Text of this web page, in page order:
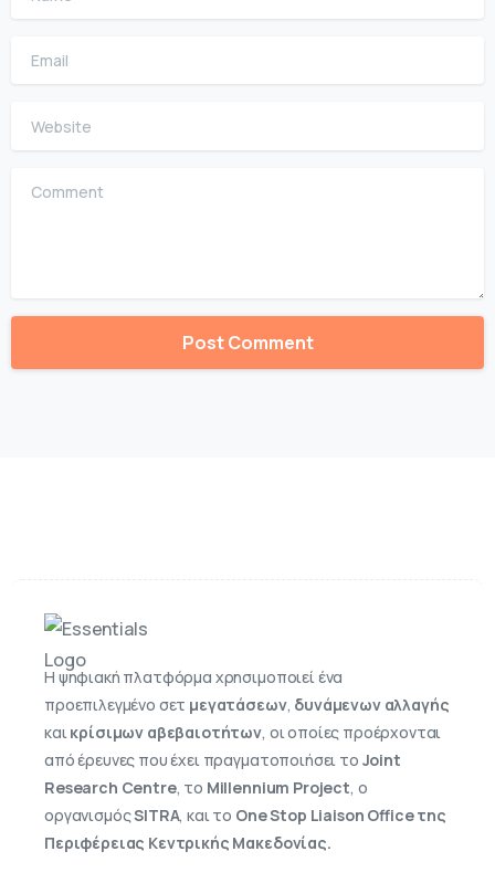
Email
Website
Comment
Η ψηφιακή πλατφόρμα χρησιμοποιεί ένα
προεπιλεγμένο σετ μεγατάσεων, δυνάμενων αλλαγής
και κρίσιμων αβεβαιοτήτων, οι οποίες προέρχονται
από έρευνες που έχει πραγματοποιήσει το Joint
Research Centre, το Millennium Project, ο
οργανισμόςSITRA, και τo One Stop Liaison Office της
Περιφέρειας Κεντρικής Μακεδονίας.